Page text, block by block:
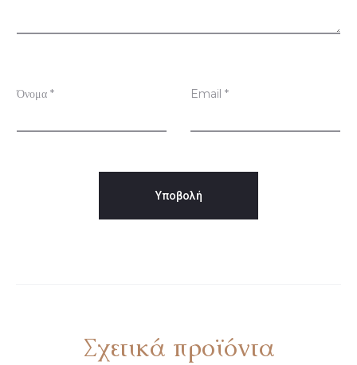
ε
ς
Όνομα * Email *
Σχετικά προϊόντα